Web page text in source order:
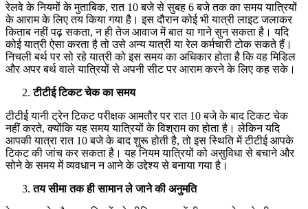
रेलवे के नियमों के मुताबिक, रात 10 बजे से सुबह 6 बजे तक का समय यात्रियों
के आराम के लिए तय किया गया है। इस दौरान कोई भी यात्री लाइट जलाकर
किताब नहीं पढ़ सकता, न ही तेज आवाज में बात या गाने सुन सकता है। यदि
कोई यात्री ऐसा करता है तो उसे अन्य यात्री या रेल कर्मचारी टोक सकते हैं।
निचली बर्थ पर सो रहे यात्री को इस समय का अधिकार होता है कि वह मिडिल
और अपर बर्थ वाले यात्रियों से अपनी सीट पर आराम करने के लिए कह सके।
टीटीई टिकट चेक का समय
टीटीई यानी ट्रेन टिकट परीक्षक आमतौर पर रात 10 बजे के बाद टिकट चेक
नहीं करते, क्योंकि यह समय यात्रियों के विश्राम का होता है। लेकिन यदि
आपकी यात्रा रात 10 बजे के बाद शुरू होती है, तो इस स्थिति में टीटीई आपके
टिकट की जांच कर सकता है। यह नियम यात्रियों को असुविधा से बचाने और
सोने के समय में व्यवधान न आने के उद्देश्य से बनाया गया है।
तय सीमा तक ही सामान ले जाने की अनुमति